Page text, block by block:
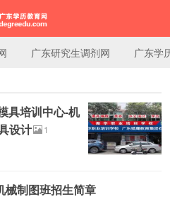
历教育网
广东研究生调剂网 广东学
具培训中心-机
设计
1
械制图班招生简章